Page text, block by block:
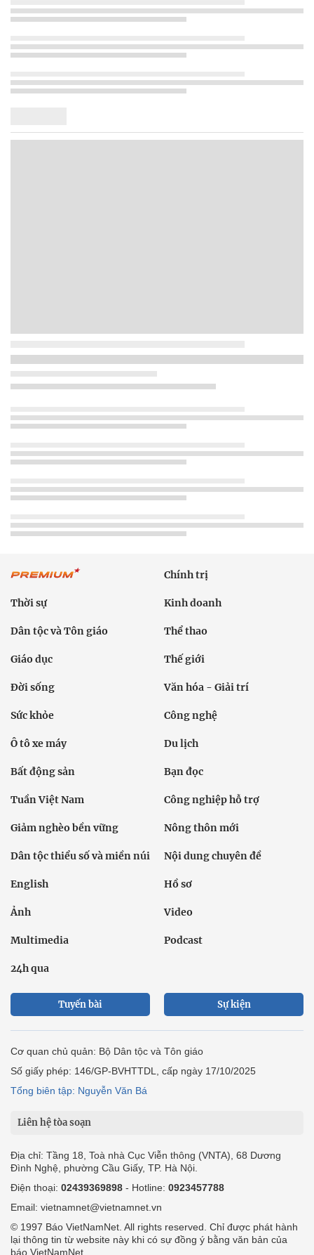
Chính trị
Thời sự Kinh doanh
Dân tộc và Tôn giáo Thể thao
Giáo dục Thế giới
Đời sống Văn hóa - Giải trí
Sức khỏe Công nghệ
Ô tô xe máy Du lịch
Bất động sản Bạn đọc
Tuần Việt Nam Công nghiệp hỗ trợ
Giảm nghèo bền vững Nông thôn mới
Dân tộc thiểu số và miền núi Nội dung chuyên đề
English Hồ sơ
Ảnh Video
Multimedia Podcast
24h qua
Tuyến bài Sự kiện
Cơ quan chủ quản: Bộ Dân tộc và Tôn giáo
Số giấy phép: 146/GP-BVHTTDL, cấp ngày 17/10/2025
Tổng biên tập: Nguyễn Văn Bá
Liên hệ tòa soạn
Địa chỉ: Tầng 18, Toà nhà Cục Viễn thông (VNTA), 68 Dương
Đình Nghệ, phường Cầu Giấy, TP. Hà Nội.
Điện thoại: 02439369898 - Hotline: 0923457788
Email: vietnamnet@vietnamnet.vn
© 1997 Báo VietNamNet. All rights reserved. Chỉ được phát hành
lại thông tin từ website này khi có sự đồng ý bằng văn bản của
báo VietNamNet.